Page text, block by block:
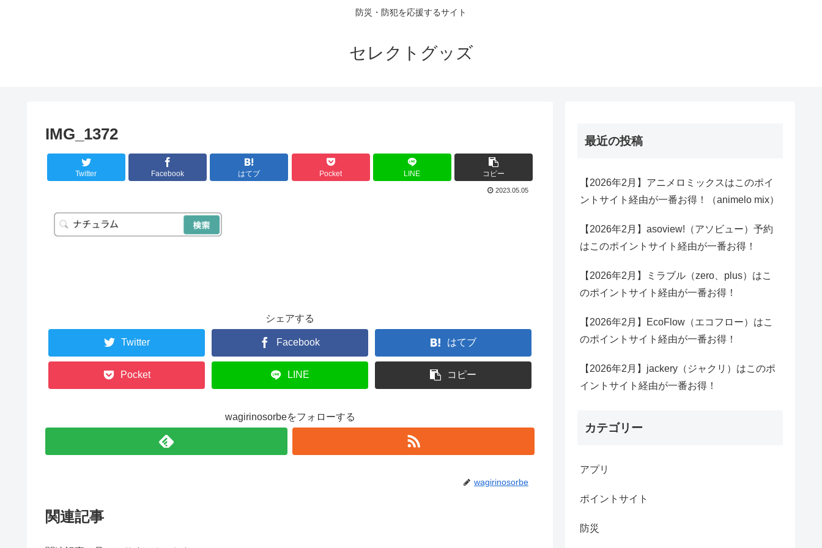
防災・防犯を応援するサイト
セレクトグッズ
IMG_1372
Twitter Facebook はてブ Pocket LINE コピー
2023.05.05
シェアする
Twitter Facebook はてブ
Pocket LINE コピー
wagirinosorbeをフォローする
wagirinosorbe
関連記事
最近の投稿
【2026年2月】アニメロミックスはこのポイ
ントサイト経由が一番お得！（animelo mix）
【2026年2月】asoview!（アソビュー）予約
はこのポイントサイト経由が一番お得！
【2026年2月】ミラブル（zero、plus）はこ
のポイントサイト経由が一番お得！
【2026年2月】EcoFlow（エコフロー）はこ
のポイントサイト経由が一番お得！
【2026年2月】jackery（ジャクリ）はこのポ
イントサイト経由が一番お得！
カテゴリー
アプリ
ポイントサイト
防災